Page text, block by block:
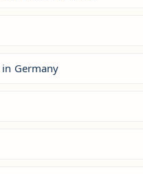
in Germany